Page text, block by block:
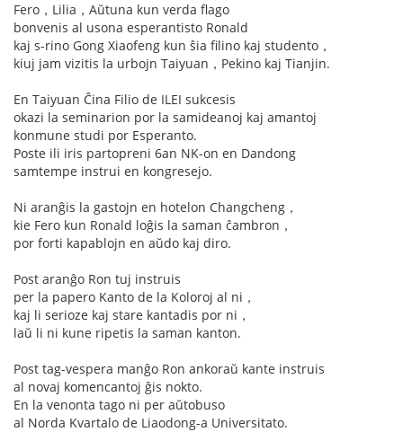
Fero，Lilia，Aŭtuna kun verda flago
bonvenis al usona esperantisto Ronald
kaj s-rino Gong Xiaofeng kun ŝia filino kaj studento，
kiuj jam vizitis la urbojn Taiyuan，Pekino kaj Tianjin.
En Taiyuan Ĉina Filio de ILEI sukcesis
okazi la seminarion por la samideanoj kaj amantoj
konmune studi por Esperanto.
Poste ili iris partopreni 6an NK-on en Dandong
samtempe instrui en kongresejo.
Ni aranĝis la gastojn en hotelon Changcheng，
kie Fero kun Ronald loĝis la saman ĉambron，
por forti kapablojn en aŭdo kaj diro.
Post aranĝo Ron tuj instruis
per la papero Kanto de la Koloroj al ni，
kaj li serioze kaj stare kantadis por ni，
laŭ li ni kune ripetis la saman kanton.
Post tag-vespera manĝo Ron ankoraŭ kante instruis
al novaj komencantoj ĝis nokto.
En la venonta tago ni per aŭtobuso
al Norda Kvartalo de Liaodong-a Universitato.